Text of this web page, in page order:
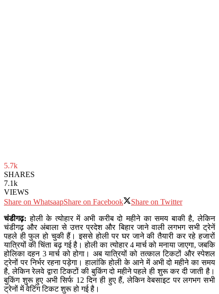
5.7k
SHARES
7.1k
VIEWS
Share on WhatsaapShare on Facebook
Share on Twitter
चंडीगढ़:होली के त्योहार में अभी करीब दो महीने का समय बाकी है, लेकिन
चंडीगढ़ और अंबाला से उत्तर प्रदेश और बिहार जाने वाली लगभग सभी ट्रेनें
पहले ही फुल हो चुकी हैं। इससे होली पर घर जाने की तैयारी कर रहे हजारों
यात्रियों की चिंता बढ़ गई है। होली का त्योहार 4 मार्च को मनाया जाएगा, जबकि
होलिका दहन 3 मार्च को होगा। अब यात्रियों को तत्काल टिकटों और स्पेशल
ट्रेनों पर निर्भर रहना पड़ेगा। हालांकि होली के आने में अभी दो महीने का समय
है, लेकिन रेलवे द्वारा टिकटों की बुकिंग दो महीने पहले ही शुरू कर दी जाती है।
बुकिंग शुरू हुए अभी सिर्फ 12 दिन ही हुए हैं, लेकिन वेबसाइट पर लगभग सभी
ट्रेनों में वेटिंग टिकट शुरू हो गई है।